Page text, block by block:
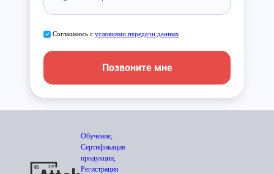
Соглашаюсь с условиями передачи данных
Позвоните мне
Обучение,
Сертификация
продукции,
Регистрация